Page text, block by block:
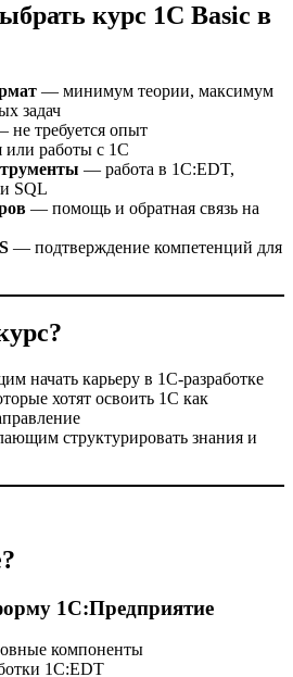
курс 1С Basic в
— минимум теории, максимум
задач
не требуется опыт
или работы с 1С
— работа в 1С:EDT,
SQL
— помощь и обратная связь на
— подтверждение компетенций для
начать карьеру в 1С-разработке
хотят освоить 1С как
структурировать знания и
1С:Предприятие
компоненты
1С:EDT